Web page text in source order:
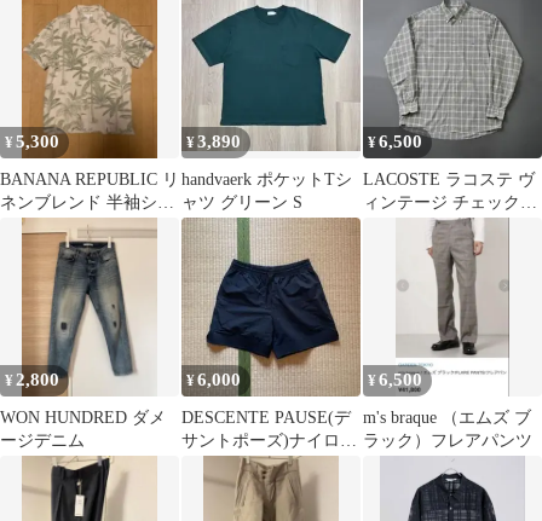
¥5,300
BANANA REPUBLIC リ
ネンブレンド 半袖シャ
ツ L
¥3,890
handvaerk ポケットTシ
ャツ グリーン S
¥6,500
LACOSTE ラコステ ヴ
ィンテージ チェックシ
ャツ フランス製 2XL
¥ 2,800
WON HUNDRED ダメ
ージデニム
¥6,000
DESCENTE PAUSE(デ
サントポーズ)ナイロン
ショートパンツ
¥6,500
m's braque （エムズ ブ
ラック）フレアパンツ